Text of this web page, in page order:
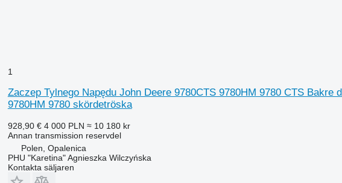
1
Zaczep Tylnego Napędu John Deere 9780CTS 9780HM 9780 CTS Bakre
9780HM 9780 skördetröska
928,90 € 4 000 PLN ≈ 10 180 kr
Annan transmission reservdel
Polen, Opalenica
PHU "Karetina" Agnieszka Wilczyńska
Kontakta säljaren